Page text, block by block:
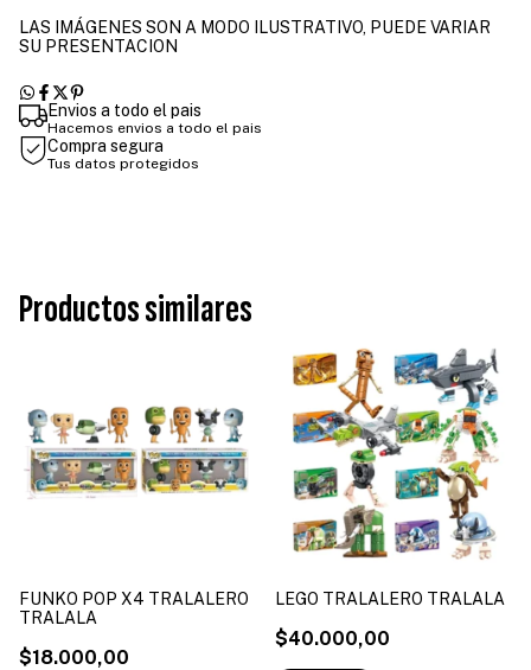
LAS IMÁGENES SON A MODO ILUSTRATIVO, PUEDE VARIAR
SU PRESENTACION
Envios a todo el pais
Hacemos envios a todo el pais
Compra segura
Tus datos protegidos
Productos similares
FUNKO POP X4 TRALALERO
TRALALA
$18.000,00
LEGO TRALALERO TRALALA
$40.000,00